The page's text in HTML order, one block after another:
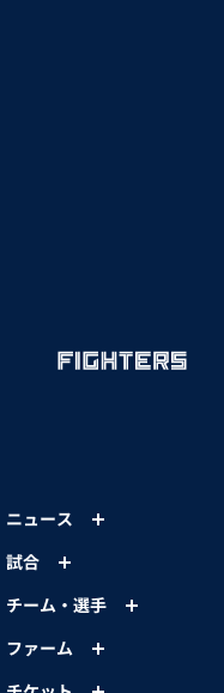
ニュース
試合
チーム・選手
ファーム